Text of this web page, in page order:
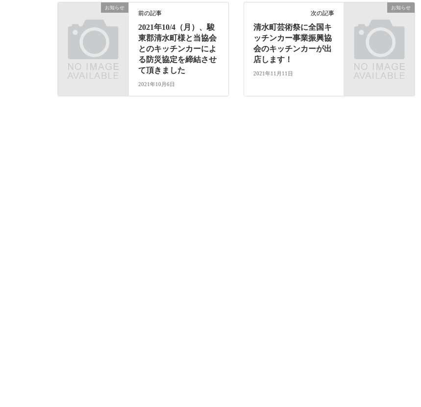
お知らせ
前の記事
2021年10/4（月）、駿
東郡清水町様と当協会
とのキッチンカーによ
る防災協定を締結させ
て頂きました
2021年10月6日
お知らせ
次の記事
清水町芸術祭に全国キ
ッチンカー事業振興協
会のキッチンカーが出
店します！
2021年11月11日